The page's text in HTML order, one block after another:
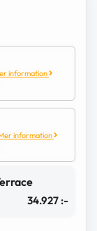
information
information
34.927 :-